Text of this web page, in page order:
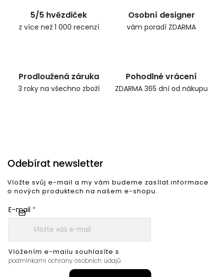
5/5 hvězdiček
z více než 1 000 recenzí
Osobní designer
vám poradí ZDARMA
Prodloužená záruka
3 roky na všechno zboží
Pohodlné vrácení
ZDARMA 365 dní od nákupu
Odebírat newsletter
Vložte svůj e-mail a my vám budeme zasílat informace
o nových produktech na našem e-shopu.
E-mail
Vložením e-mailu souhlasíte s
podmínkami ochrany osobních údajů